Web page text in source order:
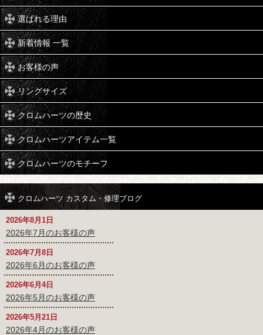
選ばれる理由
新着情報 一覧
お客様の声
リングサイズ
クロムハーツの歴史
クロムハーツアイテム一覧
クロムハーツのモチーフ
クロムハーツ カスタム・修理ブログ
2026年8月1日
2026年7月のお客様の声
2026年7月8日
2026年6月のお客様の声
2026年6月4日
2026年5月のお客様の声
2026年5月21日
2026年4月のお客様の声